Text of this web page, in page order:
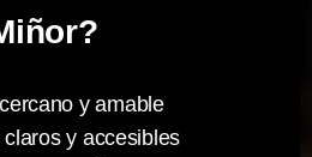
y amable
y accesibles